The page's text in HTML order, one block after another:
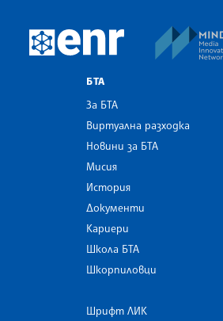
European Newsroom
БТА
За БТА
Виртуална разходка
Новини за БТА
Мисия
История
Документи
Кариери
Школа БТА
Шкорпиловци
Шрифт ЛИК